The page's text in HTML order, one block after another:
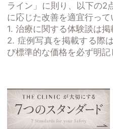
ライン」に則り、以下の2
に応じた改善を適宜行って
1. 治療に関する体験談は掲
2. 症例写真を掲載する際
び標準的な価格を必ず明記